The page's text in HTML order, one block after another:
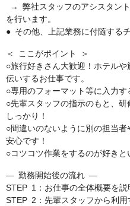
→ 弊社スタッフのアシスタン
を行います。
● その他、上記業務に付随する
＜ ここがポイント ＞
○旅行好きさん大歓迎！ホテル
伝いするお仕事です。
○専用のフォーマット等に入力す
○先輩スタッフの指示のもと、
しっかり！
○間違いのないように別の担当
安心です！
○コツコツ作業をするのが好きと
― 勤務開始後の流れ ―
STEP 1：お仕事の全体概要を説
STEP 2：先輩スタッフから利